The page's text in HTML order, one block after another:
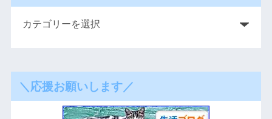
＼応援お願いします／